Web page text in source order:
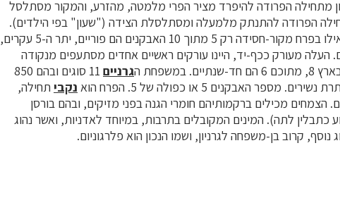
מתחילה הפרודה להיפרד מציר הפרי מלמטה, מהזרע, והמקור מסתלסל
הפרודה להתנתק מלמעלה ומסתלסלת הצידה ("שעון" בפי הילדים).
בפרח הגרניון יש 10 אבקנים פוריים, ואילו בפרח מקור-חסידה רק 5 מתוך 10 האבקנים הם פוריים, יתר ה-5 עקרים,
העלה מעורק ככף-יד, היינו עורקים ראשיים אחדים מסתעפים מנקודה
גרניים
11 סוגים ובהם 850
נקבי תחילה,
הצמחים מכילים ברקמותיהם חומרי הגנה בפני מזיקים, ובהם בורסן
כתבלין לתה). המינים המקובלים בתרבות, במיוחד לאדניות, ואשר נהוג
קרוב בן-משפחה לגרניון, ושמו הנכון הוא פלרגוניום.